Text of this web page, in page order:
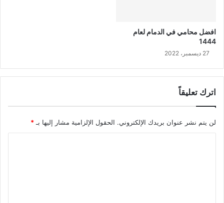
افضل محامي في الدمام لعام
1444
27 ديسمبر، 2022
اترك تعليقاً
لن يتم نشر عنوان بريدك الإلكتروني. الحقول الإلزامية مشار إليها بـ *